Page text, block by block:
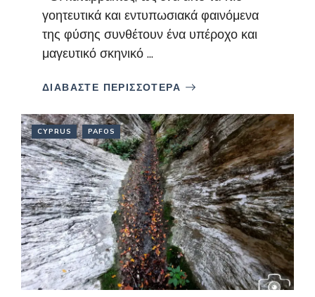
γοητευτικά και εντυπωσιακά φαινόμενα
της φύσης συνθέτουν ένα υπέροχο και
μαγευτικό σκηνικό ...
ΔΙΑΒΑΣΤΕ ΠΕΡΙΣΣΟΤΕΡΑ
CYPRUS PAFOS